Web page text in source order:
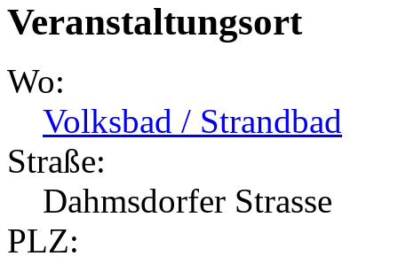
Veranstaltungsort
Wo:
Volksbad / Strandbad
Straße:
Dahmsdorfer Strasse
PLZ: